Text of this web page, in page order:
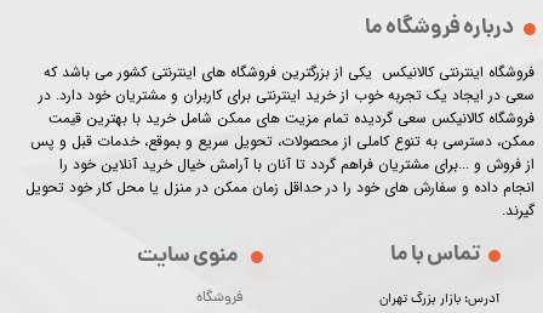
درباره فروشگاه ما
فروشگاه اینترنتی کالانیکس یکی از بزرگترین فروشگاه های اینترنتی کشور می باشد که
سعی در ایجاد یک تجربه خوب از خرید اینترنتی برای کاربران و مشتریان خود دارد. در
فروشگاه کالانیکس سعی گردیده تمام مزیت های ممکن شامل خرید با بهترین قیمت
ممکن، دسترسی به تنوع کاملی از محصولات، تحویل سریع و بموقع، خدمات قبل و پس
از فروش و ...برای مشتریان فراهم گردد تا آنان با آرامش خیال خرید آنلاین خود را
انجام داده و سفارش های خود را در حداقل زمان ممکن در منزل یا محل کار خود تحویل
گیرند.​​​​​​​
منوی سایت
فروشگاه
تماس با ما
آدرس: بازار بزرگ تهران